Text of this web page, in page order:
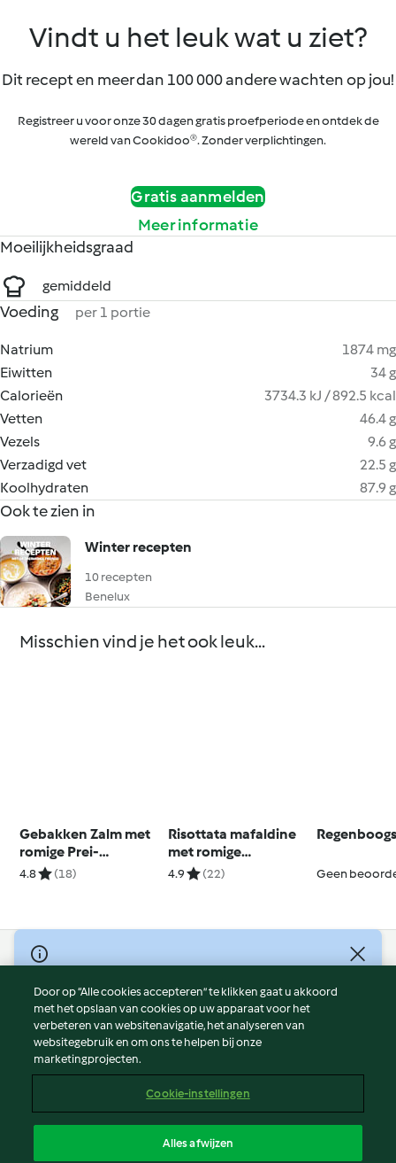
Vindt u het leuk wat u ziet?
Dit recept en meer dan 100 000 andere wachten op jou!
Registreer u voor onze 30 dagen gratis proefperiode en ontdek de
wereld van Cookidoo®. Zonder verplichtingen.
Gratis aanmelden
Meer informatie
Moeilijkheidsgraad
gemiddeld
Voeding per 1 portie
Natrium
1874 mg
Eiwitten
34 g
Calorieën
3734.3 kJ / 892.5 kcal
Vetten
46.4 g
Vezels
9.6 g
Verzadigd vet
22.5 g
Koolhydraten
87.9 g
Ook te zien in
Winter recepten
10 recepten
Benelux
Misschien vind je het ook leuk...
Gebakken Zalm met
romige Prei-
Courgettesaus
4.8 (18)
Risottata mafaldine
met romige
champignon- en
4.9 (22) Geen
© Copyright 2026
Gebruiksvoorwaarden
Privacybeleid
Disclaimer
Colofon
Verslag Inhoud
Toegankelijkheidsverklaring
Door op “Alle cookies accepteren” te klikken gaat u akkoord
met het opslaan van cookies op uw apparaat voor het
verbeteren van websitenavigatie, het analyseren van
websitegebruik en om ons te helpen bij onze
marketingprojecten.
Cookie-instellingen
Alles afwijzen